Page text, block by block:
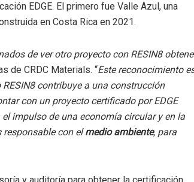
EDGE. El primero fue Valle Azul, una
en Costa Rica en 2021.
de ver otro proyecto con RESIN8
de CRDC Materials. “Este reconocimiento
contribuye a una construcción
con un proyecto certificado por EDGE
el impulso de una economía circular y en la
con elmedio ambiente, para